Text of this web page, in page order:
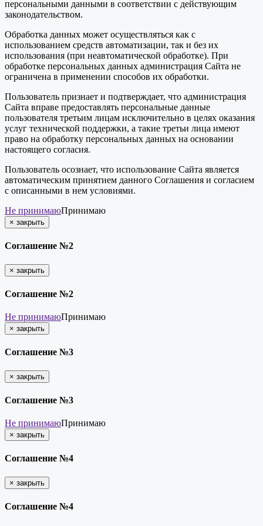
персональными данными в соответствии с действующим
законодательством.
Обработка данных может осуществляться как с
использованием средств автоматизации, так и без их
использования (при неавтоматической обработке). При
обработке персональных данных администрация Сайта не
ограничена в применении способов их обработки.
Пользователь признает и подтверждает, что администрация
Сайта вправе предоставлять персональные данные
пользователя третьим лицам исключительно в целях оказания
услуг технической поддержки, а такие третьи лица имеют
право на обработку персональных данных на основании
настоящего согласия.
Пользователь осознает, что использование Сайта является
автоматическим принятием данного Соглашения и согласием
с описанными в нем условиями.
Не принимаюПринимаю
× закрыть
Соглашение №2
× закрыть
Соглашение №2
Не принимаюПринимаю
× закрыть
Соглашение №3
× закрыть
Соглашение №3
Не принимаюПринимаю
× закрыть
Соглашение №4
× закрыть
Соглашение №4